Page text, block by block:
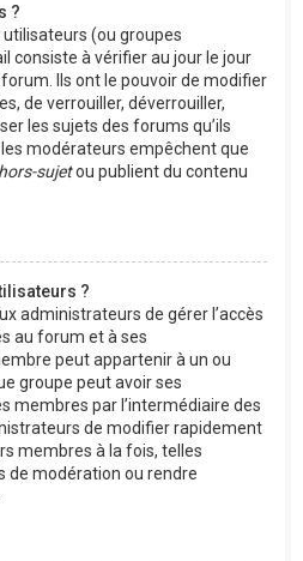
?
utilisateurs (ou groupes
consiste à vérifier au jour le jour
Ils ont le pouvoir de modifier
de verrouiller, déverrouiller,
les sujets des forums qu’ils
modérateurs empêchent que
hors-sujetou publient du contenu
?
administrateurs de gérer l’accès
au forum et à ses
peut appartenir à un ou
groupe peut avoir ses
membres par l’intermédiaire des
de modifier rapidement
membres à la fois, telles
de modération ou rendre